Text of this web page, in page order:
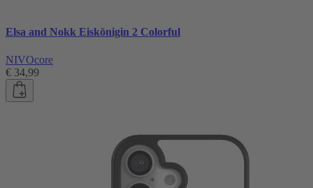
Elsa and Nokk Eiskönigin 2 Colorful
NIVOcore
€ 34,99